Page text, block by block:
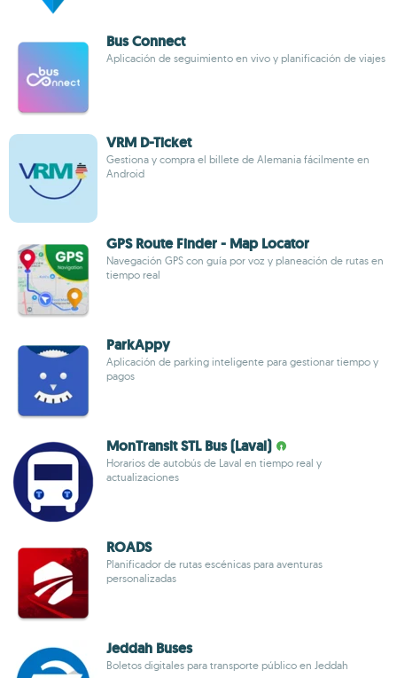
Bus Connect
Aplicación de seguimiento en vivo y planificación de viajes
VRM D-Ticket
Gestiona y compra el billete de Alemania fácilmente en
Android
GPS Route Finder - Map Locator
Navegación GPS con guía por voz y planeación de rutas en
tiempo real
ParkAppy
Aplicación de parking inteligente para gestionar tiempo y
pagos
MonTransit STL Bus (Laval)
Horarios de autobús de Laval en tiempo real y
actualizaciones
ROADS
Planificador de rutas escénicas para aventuras
personalizadas
Jeddah Buses
Boletos digitales para transporte público en Jeddah